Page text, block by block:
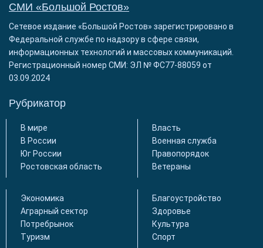
СМИ «Большой Ростов»
Сетевое издание «Большой Ростов» зарегистрировано в
Федеральной службе по надзору в сфере связи,
информационных технологий и массовых коммуникаций.
Регистрационный номер СМИ: ЭЛ № ФС77-88059 от
03.09.2024
Рубрикатор
В мире
В России
Юг России
Ростовская область
Власть
Военная служба
Правопорядок
Ветераны
Экономика
Аграрный сектор
Потребрынок
Туризм
Благоустройство
Здоровье
Культура
Спорт